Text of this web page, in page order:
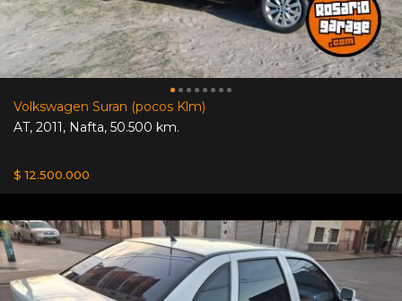
Volkswagen Suran (pocos Klm)
AT, 2011, Nafta, 50.500 km.
$ 12.500.000